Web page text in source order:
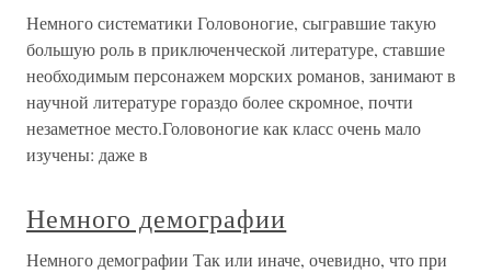
Немного систематики Головоногие, сыгравшие такую
большую роль в приключенческой литературе, ставшие
необходимым персонажем морских романов, занимают в
научной литературе гораздо более скромное, почти
незаметное место.Головоногие как класс очень мало
изучены: даже в
Немного демографии
Немного демографии Так или иначе, очевидно, что при